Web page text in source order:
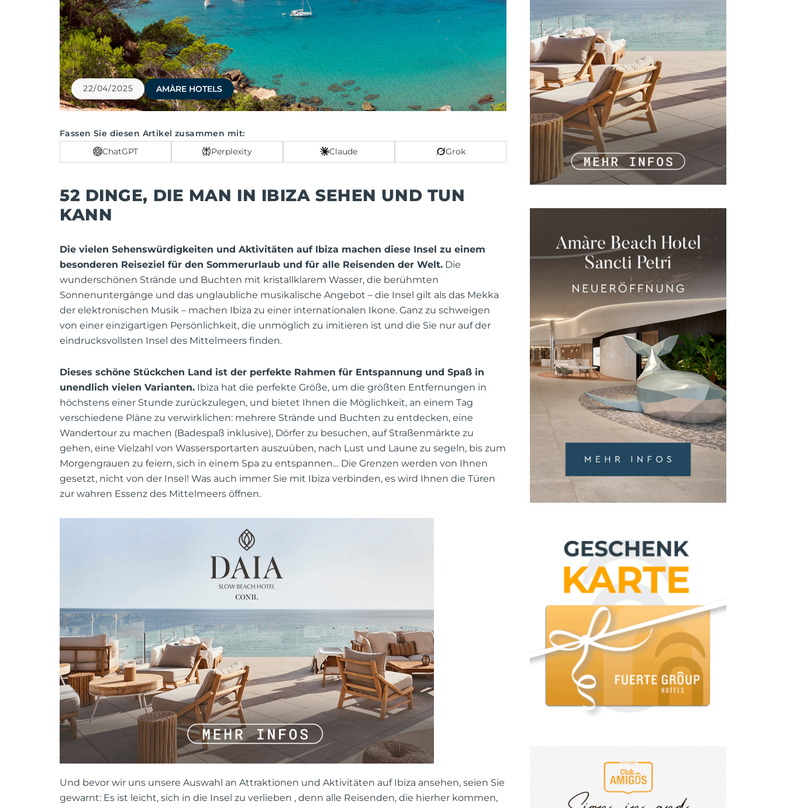
22/04/2025 AMÀRE HOTELS
Fassen Sie diesen Artikel zusammen mit:
ChatGPT
Perplexity Claude Grok
52 DINGE, DIE MAN IN IBIZA SEHEN UND TUN
KANN
Die vielen Sehenswürdigkeiten und Aktivitäten auf Ibiza machen diese Insel zu einem
besonderen Reiseziel für den Sommerurlaub und für alle Reisenden der Welt. Die
wunderschönen Strände und Buchten mit kristallklarem Wasser, die berühmten
Sonnenuntergänge und das unglaubliche musikalische Angebot – die Insel gilt als das Mekka
der elektronischen Musik – machen Ibiza zu einer internationalen Ikone. Ganz zu schweigen
von einer einzigartigen Persönlichkeit, die unmöglich zu imitieren ist und die Sie nur auf der
eindrucksvollsten Insel des Mittelmeers finden.
Dieses schöne Stückchen Land ist der perfekte Rahmen für Entspannung und Spaß in
unendlich vielen Varianten. Ibiza hat die perfekte Größe, um die größten Entfernungen in
höchstens einer Stunde zurückzulegen, und bietet Ihnen die Möglichkeit, an einem Tag
verschiedene Pläne zu verwirklichen: mehrere Strände und Buchten zu entdecken, eine
Wandertour zu machen (Badespaß inklusive), Dörfer zu besuchen, auf Straßenmärkte zu
gehen, eine Vielzahl von Wassersportarten auszuüben, nach Lust und Laune zu segeln, bis zum
Morgengrauen zu feiern, sich in einem Spa zu entspannen… Die Grenzen werden von Ihnen
gesetzt, nicht von der Insel! Was auch immer Sie mit Ibiza verbinden, es wird Ihnen die Türen
zur wahren Essenz des Mittelmeers öffnen.
Und bevor wir uns unsere Auswahl an Attraktionen und Aktivitäten auf Ibiza ansehen, seien Sie
gewarnt: Es ist leicht, sich in die Insel zu verlieben , denn alle Reisenden, die hierher kommen,